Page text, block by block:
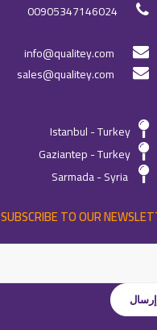
00905347146024
info@qualitey.com
sales@qualitey.com
Istanbul - Turkey
Gaziantep - Turkey
Sarmada - Syria
SUBSCRIBE TO OUR